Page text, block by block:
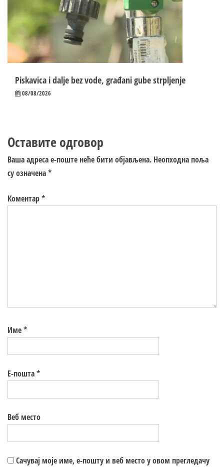
Piskavica i dalje bez vode, građani gube strpljenje
08/08/2026
Оставите одговор
Ваша адреса е-поште неће бити објављена. Неопходна поља
су означена*
Коментар*
Име*
Е-пошта*
Веб место
Сачувај моје име, е-пошту и веб место у овом прегледачу